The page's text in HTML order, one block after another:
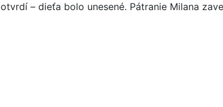
– dieťa bolo unesené. Pátranie Milana